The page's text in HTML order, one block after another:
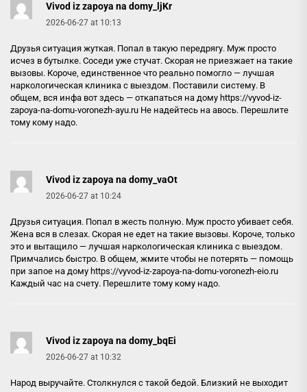
Vivod iz zapoya na domy_ljKr
2026-06-27 at 10:13
Друзья ситуация жуткая. Попал в такую передрягу. Муж просто
исчез в бутылке. Соседи уже стучат. Скорая не приезжает на такие
вызовы. Короче, единственное что реально помогло — лучшая
наркологическая клиника с выездом. Поставили систему. В
общем, вся инфа вот здесь — откапаться на дому https://vyvod-iz-
zapoya-na-domu-voronezh-ayu.ru Не надейтесь на авось. Перешлите
тому кому надо.
Vivod iz zapoya na domy_vaOt
2026-06-27 at 10:24
Друзья ситуация. Попал в жесть полную. Муж просто убивает себя.
Жена вся в слезах. Скорая не едет на такие вызовы. Короче, только
это и вытащило — лучшая наркологическая клиника с выездом.
Примчались быстро. В общем, жмите чтобы не потерять — помощь
при запое на дому https://vyvod-iz-zapoya-na-domu-voronezh-eio.ru
Каждый час на счету. Перешлите тому кому надо.
Vivod iz zapoya na domy_bqEi
2026-06-27 at 10:32
Народ выручайте. Столкнулся с такой бедой. Близкий не выходит